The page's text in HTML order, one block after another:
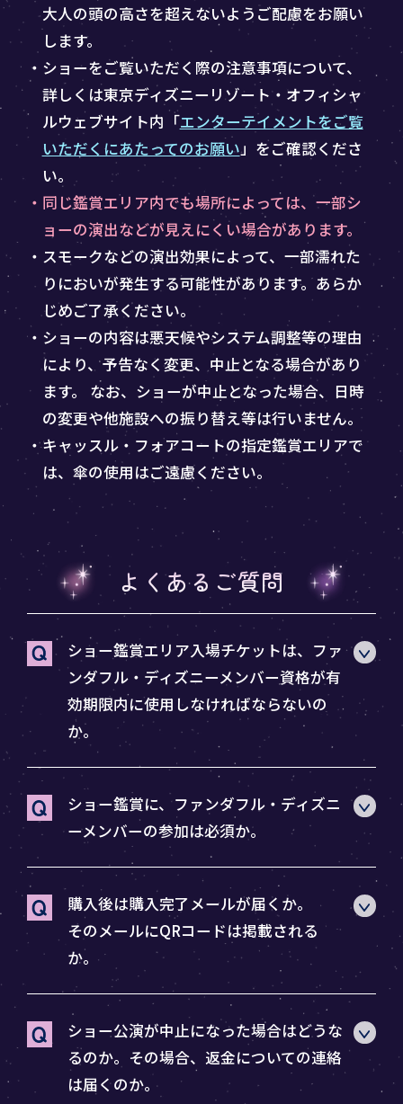
大人の頭の高さを超えないようご配慮をお願い
します。
・ショーをご覧いただく際の注意事項について、
詳しくは東京ディズニーリゾート・オフィシャ
ルウェブサイト内「エンターテイメントをご覧
いただくにあたってのお願い」をご確認くださ
い。
・同じ鑑賞エリア内でも場所によっては、一部シ
ョーの演出などが見えにくい場合があります。
・スモークなどの演出効果によって、一部濡れた
りにおいが発生する可能性があります。あらか
じめご了承ください。
・ショーの内容は悪天候やシステム調整等の理由
により、予告なく変更、中止となる場合があり
ます。 なお、ショーが中止となった場合、日時
の変更や他施設への振り替え等は行いません。
・キャッスル・フォアコートの指定鑑賞エリアで
は、傘の使用はご遠慮ください。
よくあるご質問
ショー鑑賞エリア入場チケットは、ファ
ンダフル・ディズニーメンバー資格が有
効期限内に使用しなければならないの
か。
ショー鑑賞に、ファンダフル・ディズニ
ーメンバーの参加は必須か。
購入後は購入完了メールが届くか。
そのメールにQRコードは掲載される
か。
ショー公演が中止になった場合はどうな
るのか。その場合、返金についての連絡
は届くのか。